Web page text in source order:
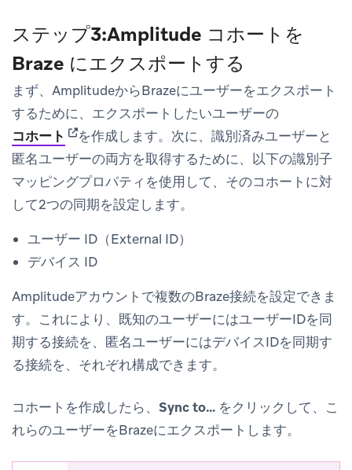
ステップ3:Amplitude コホートを
Braze にエクスポートする
まず、AmplitudeからBrazeにユーザーをエクスポート
するために、エクスポートしたいユーザーの
コホート (opens in new tab)
を作成します。次に、識別済みユーザーと
匿名ユーザーの両方を取得するために、以下の識別子
マッピングプロパティを使用して、そのコホートに対
して2つの同期を設定します。
ユーザー ID（External ID）
デバイス ID
Amplitudeアカウントで複数のBraze接続を設定できま
す。これにより、既知のユーザーにはユーザーIDを同
期する接続を、匿名ユーザーにはデバイスIDを同期す
る接続を、それぞれ構成できます。
コホートを作成したら、 Sync to… をクリックして、こ
れらのユーザーをBrazeにエクスポートします。